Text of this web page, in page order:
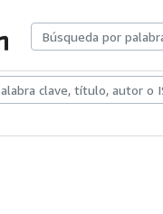
antiguosArte y